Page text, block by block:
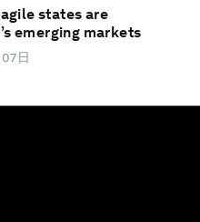
states are
emerging markets
日